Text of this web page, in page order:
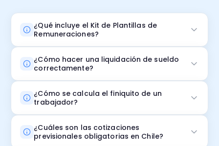
¿Qué incluye el Kit de Plantillas de
Remuneraciones?
¿Cómo hacer una liquidación de sueldo
correctamente?
¿Cómo se calcula el finiquito de un
trabajador?
¿Cuáles son las cotizaciones
previsionales obligatorias en Chile?